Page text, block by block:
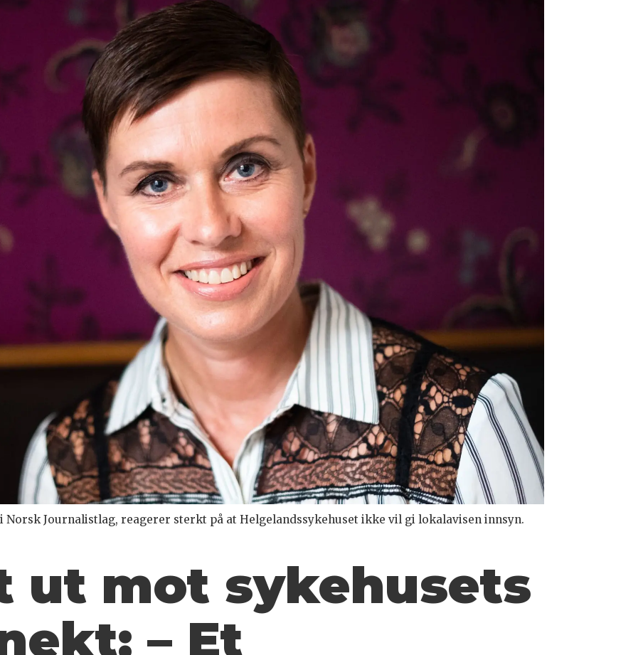
Journalistlag, reagerer sterkt på at Helgelandssykehuset ikke vil gi lokalavisen innsyn.
ut mot sykehusets
– Et